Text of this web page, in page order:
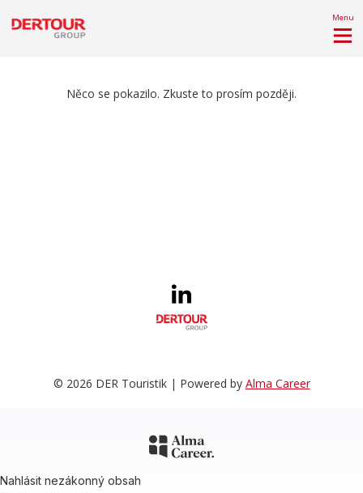
Menu
Něco se pokazilo. Zkuste to prosím později.
© 2026 DER Touristik | Powered by Alma Career
Nahlásit nezákonný obsah